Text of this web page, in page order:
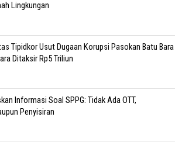
Lingkungan
Tipidkor Usut Dugaan Korupsi Pasokan Batu Bara
Ditaksir Rp5 Triliun
Informasi Soal SPPG: Tidak Ada OTT,
Penyisiran